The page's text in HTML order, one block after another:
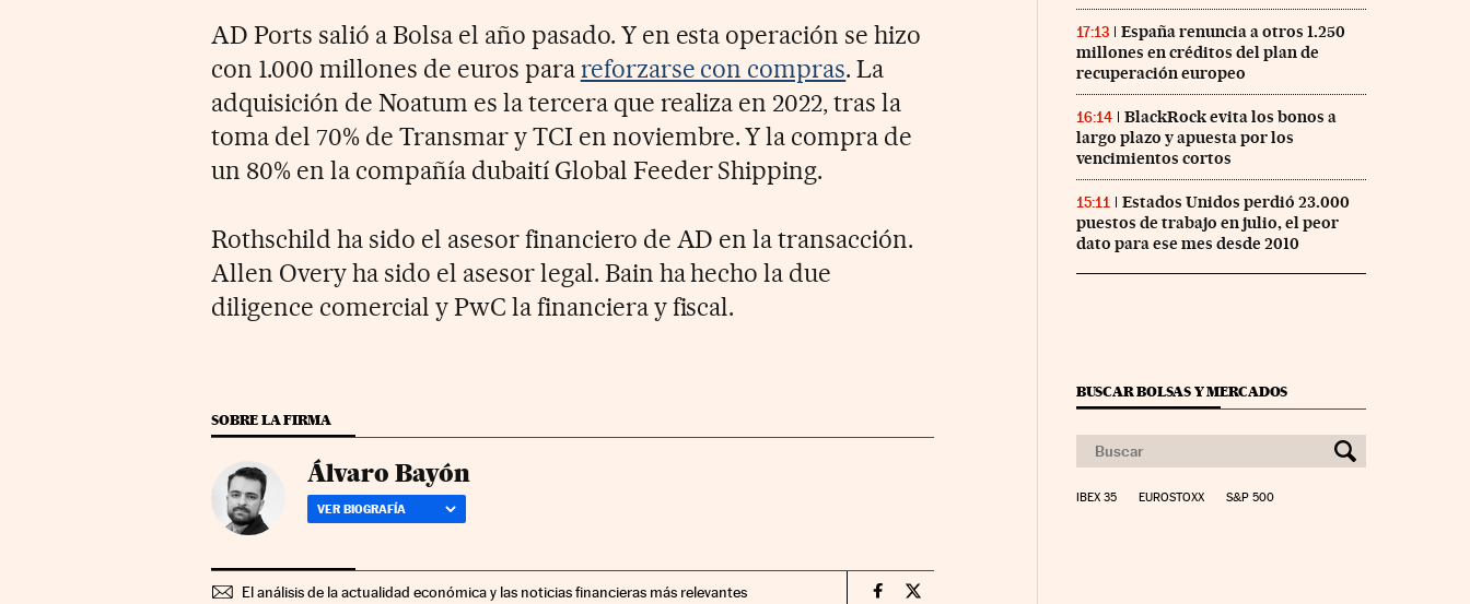
AD Ports salió a Bolsa el año pasado. Y en esta operación se hizo
con 1.000 millones de euros parareforzarse con compras. La
adquisición de Noatum es la tercera que realiza en 2022, tras la
toma del 70% de Transmar y TCI en noviembre. Y la compra de
un 80% en la compañía dubaití Global Feeder Shipping.
Rothschild ha sido el asesor financiero de AD en la transacción.
Allen Overy ha sido el asesor legal. Bain ha hecho la due
diligence comercial y PwC la financiera y fiscal.
SOBRE LA FIRMA
Álvaro Bayón
VER BIOGRAFÍA
El análisis de la actualidad económica y las noticias financieras más relevantes
17:13
España renuncia a otros 1.250
millones en créditos del plan de
recuperación europeo
16:14
BlackRock evita los bonos a
largo plazo y apuesta por los
vencimientos cortos
15:11
Estados Unidos perdió 23.000
puestos de trabajo en julio, el peor
dato para ese mes desde 2010
BUSCAR BOLSAS Y MERCADOS
IBEX 35 EUROSTOXX S&P 500